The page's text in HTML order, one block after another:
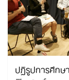
ปฏิรูปการศึกษ